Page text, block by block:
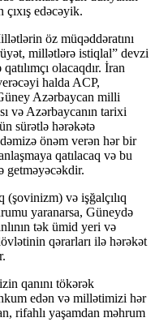
edəcəyik.
öz müqəddəratını
millətlərə istiqlal” devzi
olacaqdır. İran
halda ACP,
Azərbaycan milli
və Azərbaycanın tarixi
sürətlə hərəkətə
önəm verən hər bir
qatılacaq və bu
getməyəcəkdir.
(şovinizm) və işğalçılıq
yaranarsa, Güneydə
tək ümid yeri və
qərarları ilə hərəkət
qanını tökərək
edən və millətimizi hər
rifahlı yaşamdan məhrum